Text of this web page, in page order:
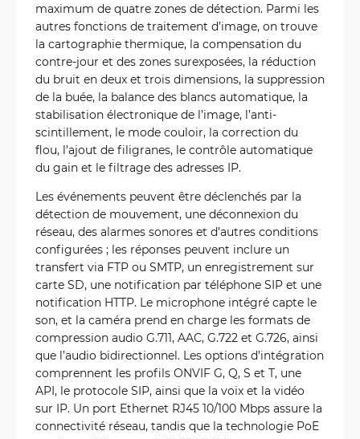
maximum de quatre zones de détection. Parmi les
autres fonctions de traitement d’image, on trouve
la cartographie thermique, la compensation du
contre-jour et des zones surexposées, la réduction
du bruit en deux et trois dimensions, la suppression
de la buée, la balance des blancs automatique, la
stabilisation électronique de l’image, l’anti-
scintillement, le mode couloir, la correction du
flou, l’ajout de filigranes, le contrôle automatique
du gain et le filtrage des adresses IP.
Les événements peuvent être déclenchés par la
détection de mouvement, une déconnexion du
réseau, des alarmes sonores et d’autres conditions
configurées ; les réponses peuvent inclure un
transfert via FTP ou SMTP, un enregistrement sur
carte SD, une notification par téléphone SIP et une
notification HTTP. Le microphone intégré capte le
son, et la caméra prend en charge les formats de
compression audio G.711, AAC, G.722 et G.726, ainsi
que l’audio bidirectionnel. Les options d’intégration
comprennent les profils ONVIF G, Q, S et T, une
API, le protocole SIP, ainsi que la voix et la vidéo
sur IP. Un port Ethernet RJ45 10/100 Mbps assure la
connectivité réseau, tandis que la technologie PoE